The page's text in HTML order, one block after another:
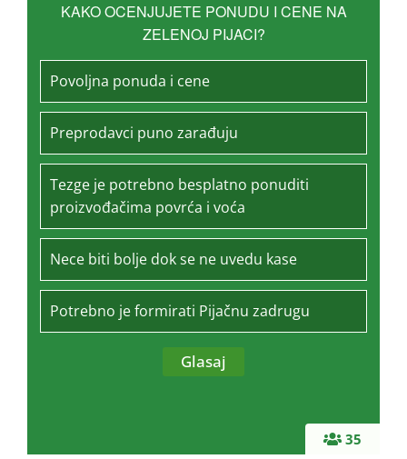
35
KAKO OCENJUJETE PONUDU I CENE NA
ZELENOJ PIJACI?
Povoljna ponuda i cene
Preprodavci puno zarađuju
Tezge je potrebno besplatno ponuditi
proizvođačima povrća i voća
Nece biti bolje dok se ne uvedu kase
Potrebno je formirati Pijačnu zadrugu